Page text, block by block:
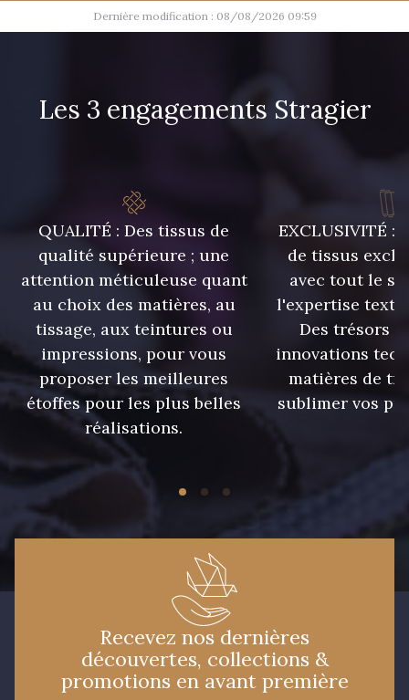
11 mm 14 mm
20 mm 23 mm
28 mm
Dernière modification : 08/08/2026 09:59
Les 3 engagements Stragier
QUALITÉ : Des tissus de
qualité supérieure ; une
attention méticuleuse quant
au choix des matières, au
tissage, aux teintures ou
impressions, pour vous
proposer les meilleures
étoffes pour les plus belles
réalisations.
EXCLUSIVITÉ :
de tissus
avec tout le
l'expertise
Des trésors
innovations
matières de
sublimer vos
Recevez nos dernières
découvertes, collections &
promotions en avant première